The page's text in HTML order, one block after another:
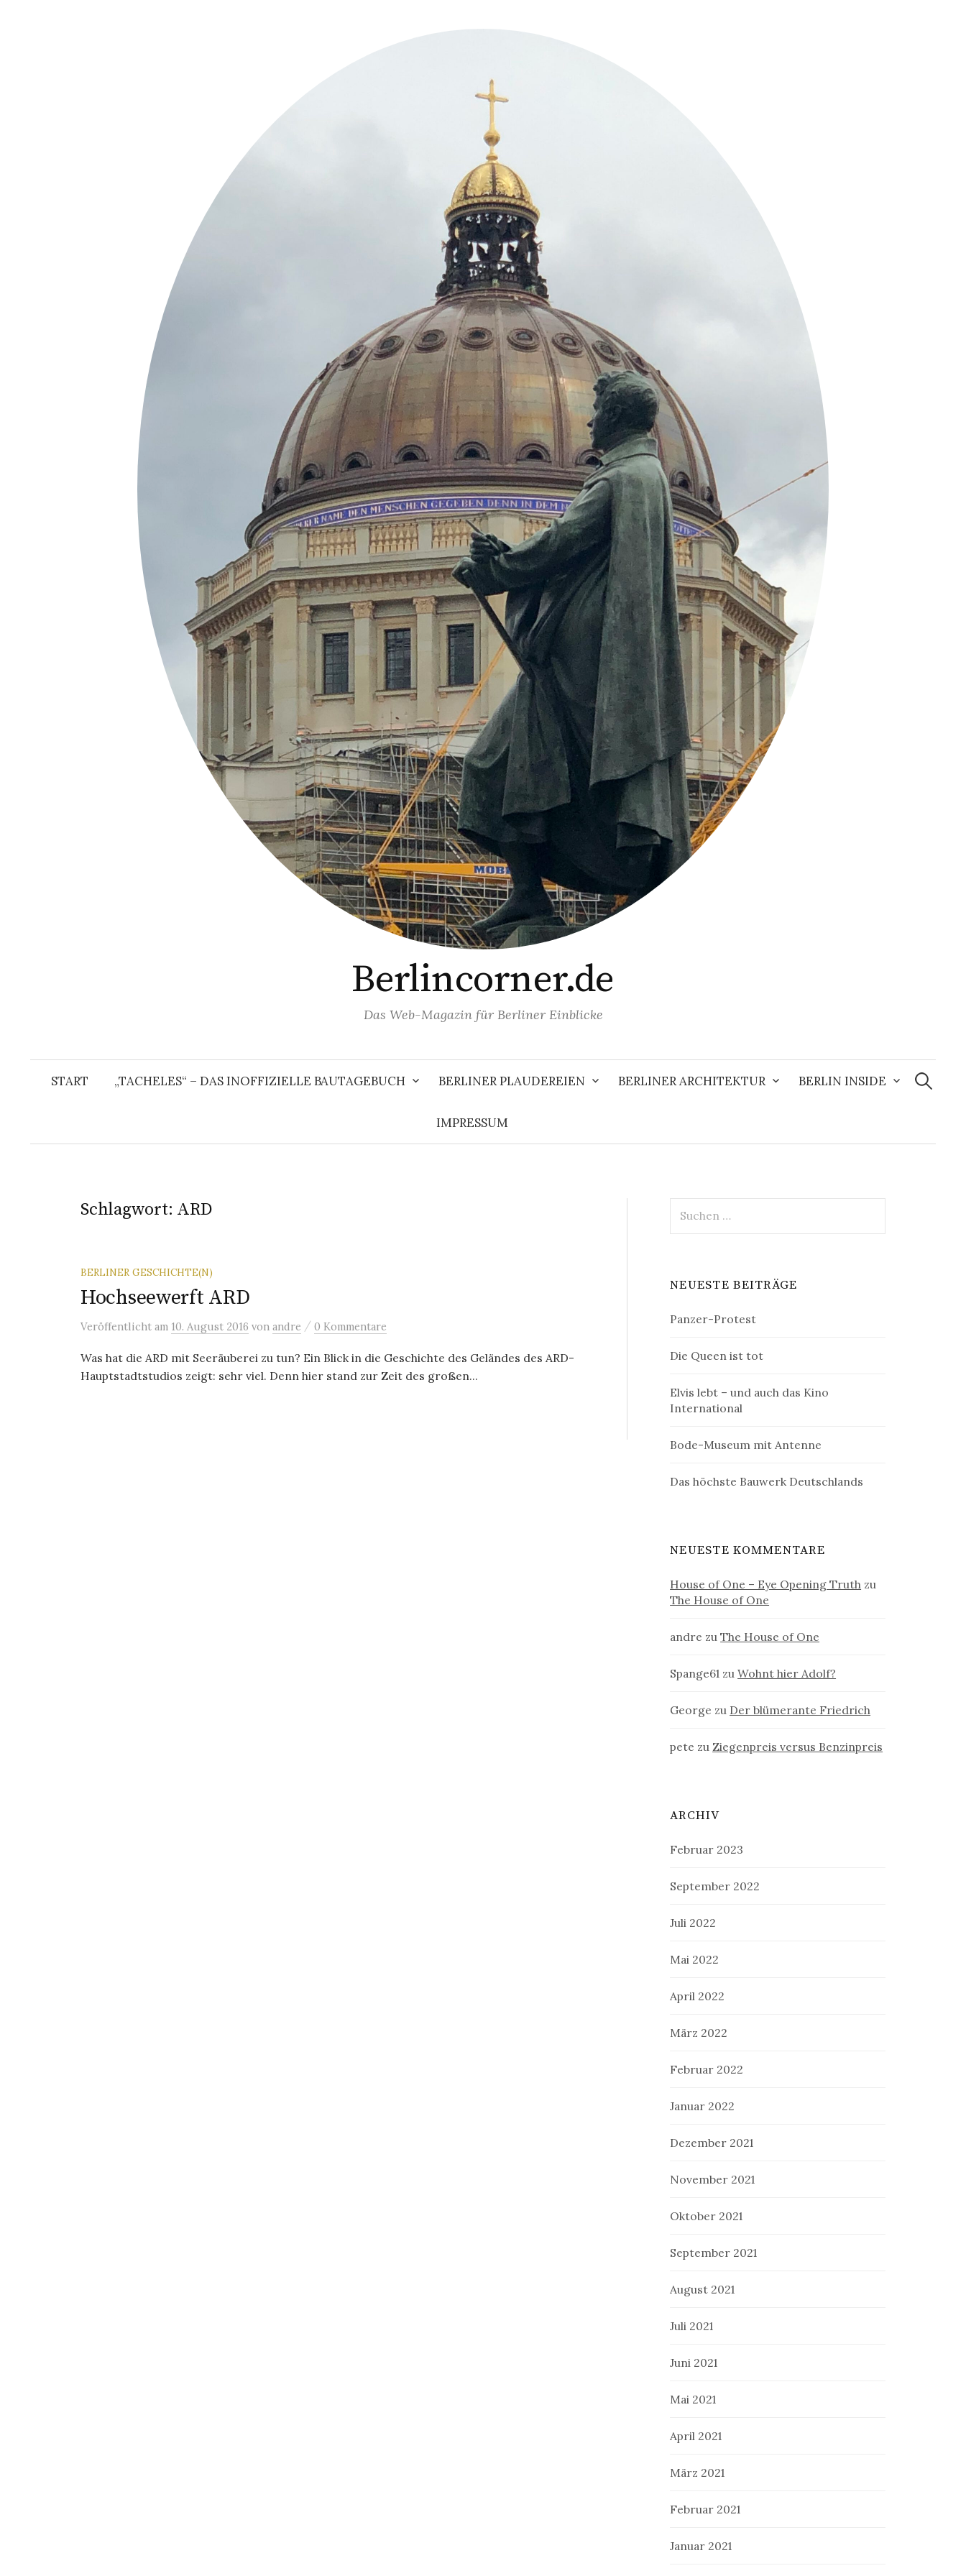
Berlincorner.de
Das Web-Magazin für Berliner Einblicke
START „TACHELES“ – DAS INOFFIZIELLE BAUTAGEBUCH BERLINER PLAUDEREIEN BERLINER ARCHITEKTUR BERLIN INSIDE
IMPRESSUM
Suchen
nach:
Schlagwort: ARD
BERLINER GESCHICHTE(N)
Hochseewerft ARD
Veröffentlicht am 10. August 2016 von andre / 0 Kommentare
Was hat die ARD mit Seeräuberei zu tun? Ein Blick in die Geschichte des Geländes des ARD-
Hauptstadtstudios zeigt: sehr viel. Denn hier stand zur Zeit des großen...
nach:
NEUESTE BEITRÄGE
Panzer-Protest
Die Queen ist tot
Elvis lebt – und auch das Kino
International
Bode-Museum mit Antenne
Das höchste Bauwerk Deutschlands
NEUESTE KOMMENTARE
House of One – Eye Opening Truth zu
The House of One
andre zuThe House of One
Spange61 zuWohnt hier Adolf?
George zu Der blümerante Friedrich
pete zu Ziegenpreis versus Benzinpreis
ARCHIV
Februar 2023
September 2022
Juli 2022
Mai 2022
April 2022
März 2022
Februar 2022
Januar 2022
Dezember 2021
November 2021
Oktober 2021
September 2021
August 2021
Juli 2021
Juni 2021
Mai 2021
April 2021
März 2021
Februar 2021
Januar 2021